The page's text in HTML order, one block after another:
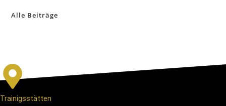
Alle Beiträge
Trainigsstätten